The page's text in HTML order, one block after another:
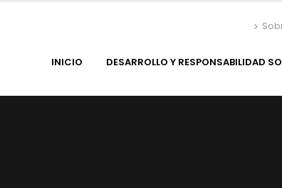
INICIO DESARROLLO Y RESPONSABILIDAD